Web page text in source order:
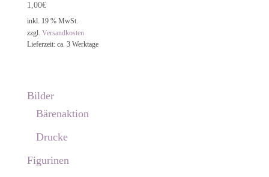
1,00€
inkl. 19 % MwSt.
zzgl. Versandkosten
Lieferzeit: ca. 3 Werktage
Bilder
Bärenaktion
Drucke
Figurinen